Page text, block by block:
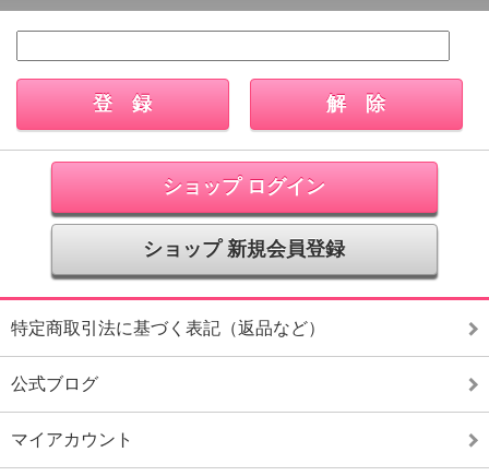
ショップ ログイン
ショップ 新規会員登録
特定商取引法に基づく表記（返品など）
公式ブログ
マイアカウント